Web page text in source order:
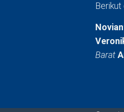
Berikut
Barat